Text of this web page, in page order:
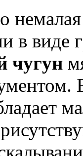
в виде
чугун